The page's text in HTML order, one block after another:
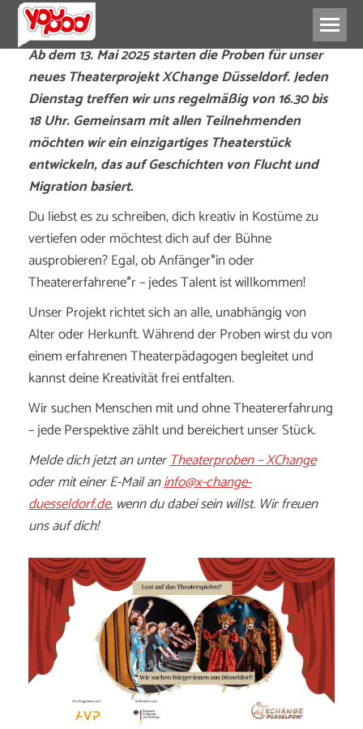
Ab dem 13. Mai 2025 starten die Proben für unser
neues Theaterprojekt XChange Düsseldorf. Jeden
Dienstag treffen wir uns regelmäßig von 16.30 bis
18 Uhr. Gemeinsam mit allen Teilnehmenden
möchten wir ein einzigartiges Theaterstück
entwickeln, das auf Geschichten von Flucht und
Migration basiert.
Du liebst es zu schreiben, dich kreativ in Kostüme zu
vertiefen oder möchtest dich auf der Bühne
ausprobieren? Egal, ob Anfänger*in oder
Theatererfahrene*r – jedes Talent ist willkommen!
Unser Projekt richtet sich an alle, unabhängig von
Alter oder Herkunft. Während der Proben wirst du von
einem erfahrenen Theaterpädagogen begleitet und
kannst deine Kreativität frei entfalten.
Wir suchen Menschen mit und ohne Theatererfahrung
– jede Perspektive zählt und bereichert unser Stück.
Melde dich jetzt an unterTheaterproben – XChange
oder mit einer E-Mail aninfo@x-change-
duesseldorf.de, wenn du dabei sein willst. Wir freuen
uns auf dich!